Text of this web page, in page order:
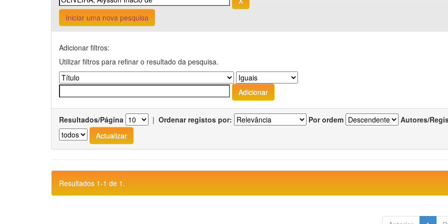
Iniciar uma nova pesquisa
Adicionar filtros:
Utilizar filtros para refinar o resultado da pesquisa.
Resultados/Página | Ordenar registos por: Por ordem Autores/
Resultados 1-1 de 1.